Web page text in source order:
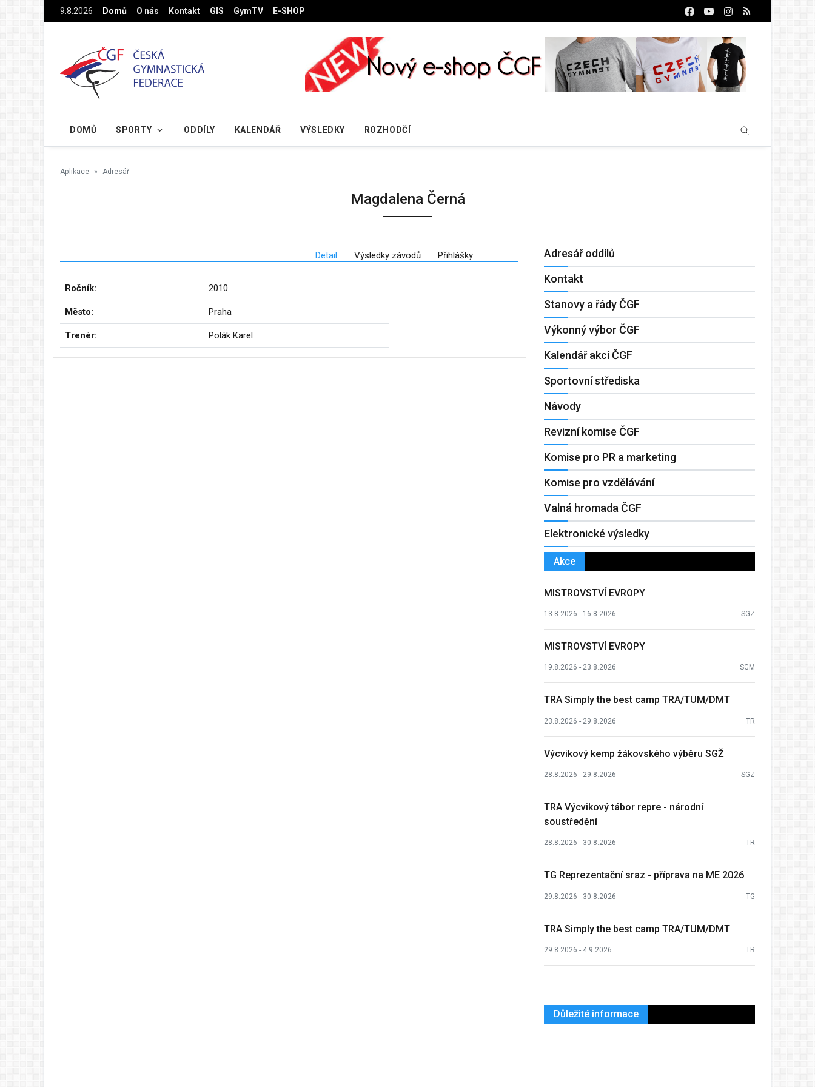
Na hlavní obsah9.8.2026 Domů O nás Kontakt GIS GymTV E-SHOP
DOMŮ SPORTY ODDÍLY KALENDÁŘ VÝSLEDKY ROZHODČÍ
Aplikace Adresář
Magdalena Černá
Detail Výsledky závodů Přihlášky
Ročník: 2010
Město: Praha
Trenér: Polák Karel
Adresář oddílů
Kontakt
Stanovy a řády ČGF
Výkonný výbor ČGF
Kalendář akcí ČGF
Sportovní střediska
Návody
Revizní komise ČGF
Komise pro PR a marketing
Komise pro vzdělávání
Valná hromada ČGF
Elektronické výsledky
Akce
MISTROVSTVÍ EVROPY
13.8.2026 - 16.8.2026 SGZ
MISTROVSTVÍ EVROPY
19.8.2026 - 23.8.2026 SGM
TRA Simply the best camp TRA/TUM/DMT
23.8.2026 - 29.8.2026 TR
Výcvikový kemp žákovského výběru SGŽ
28.8.2026 - 29.8.2026 SGZ
TRA Výcvikový tábor repre - národní
soustředění
28.8.2026 - 30.8.2026 TR
TG Reprezentační sraz - příprava na ME 2026
29.8.2026 - 30.8.2026 TG
TRA Simply the best camp TRA/TUM/DMT
29.8.2026 - 4.9.2026 TR
Důležité informace